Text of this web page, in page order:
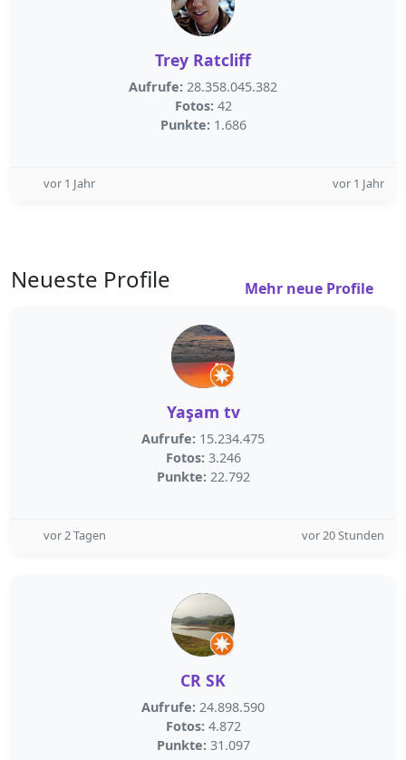
Trey Ratcliff
Aufrufe: 28.358.045.382
Fotos: 42
Punkte: 1.686
vor 1 Jahr vor 1 Jahr
Neueste Profile Mehr neue Profile
Yaşam tv
Aufrufe: 15.234.475
Fotos: 3.246
Punkte: 22.792
vor 2 Tagen vor 20 Stunden
CR SK
Aufrufe: 24.898.590
Fotos: 4.872
Punkte: 31.097